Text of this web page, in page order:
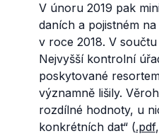
V únoru 2019 pak
daních a pojistném
v roce 2018. V
Nejvyšší kontrolní
poskytované
významně lišily.
rozdílné hodnoty, u
konkrétních dat“(.pdf